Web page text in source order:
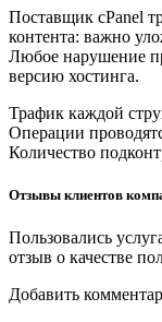
Поставщик cPanel
контента: важно
Любое нарушение
версию хостинга.
Трафик каждой
Операции
Количество
Отзывы клиентов
Пользовались
отзыв о качестве
Добавить